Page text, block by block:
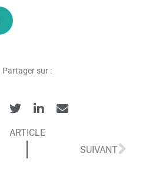
Partager sur :
ARTICLE
SUIVANT